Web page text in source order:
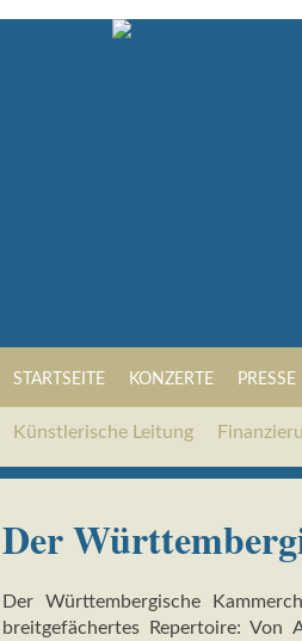
STARTSEITE KONZERTE PRESSE
Künstlerische Leitung
Der
Der Württembergische
breitgefächertes Repertoire: